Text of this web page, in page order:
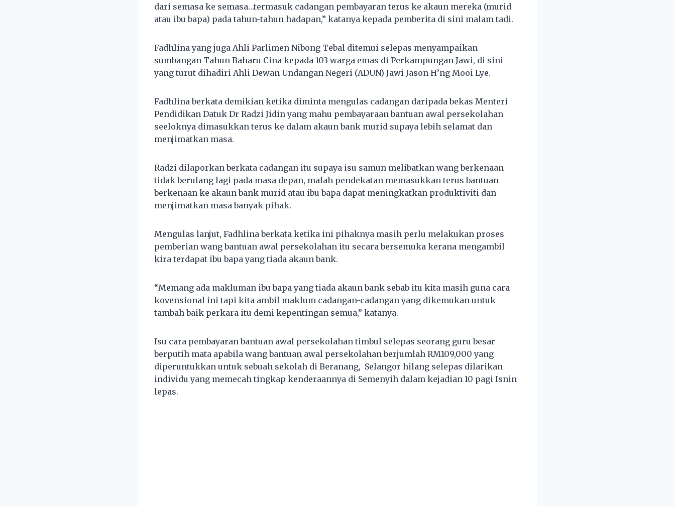
dari semasa ke semasa…termasuk cadangan pembayaran terus ke akaun mereka (murid
atau ibu bapa) pada tahun-tahun hadapan,” katanya kepada pemberita di sini malam tadi.
Fadhlina yang juga Ahli Parlimen Nibong Tebal ditemui selepas menyampaikan
sumbangan Tahun Baharu Cina kepada 103 warga emas di Perkampungan Jawi, di sini
yang turut dihadiri Ahli Dewan Undangan Negeri (ADUN) Jawi Jason H’ng Mooi Lye.
Fadhlina berkata demikian ketika diminta mengulas cadangan daripada bekas Menteri
Pendidikan Datuk Dr Radzi Jidin yang mahu pembayaraan bantuan awal persekolahan
seeloknya dimasukkan terus ke dalam akaun bank murid supaya lebih selamat dan
menjimatkan masa.
Radzi dilaporkan berkata cadangan itu supaya isu samun melibatkan wang berkenaan
tidak berulang lagi pada masa depan, malah pendekatan memasukkan terus bantuan
berkenaan ke akaun bank murid atau ibu bapa dapat meningkatkan produktiviti dan
menjimatkan masa banyak pihak.
Mengulas lanjut, Fadhlina berkata ketika ini pihaknya masih perlu melakukan proses
pemberian wang bantuan awal persekolahan itu secara bersemuka kerana mengambil
kira terdapat ibu bapa yang tiada akaun bank.
“Memang ada makluman ibu bapa yang tiada akaun bank sebab itu kita masih guna cara
kovensional ini tapi kita ambil maklum cadangan-cadangan yang dikemukan untuk
tambah baik perkara itu demi kepentingan semua,” katanya.
Isu cara pembayaran bantuan awal persekolahan timbul selepas seorang guru besar
berputih mata apabila wang bantuan awal persekolahan berjumlah RM109,000 yang
diperuntukkan untuk sebuah sekolah di Beranang, Selangor hilang selepas dilarikan
individu yang memecah tingkap kenderaannya di Semenyih dalam kejadian 10 pagi Isnin
lepas.